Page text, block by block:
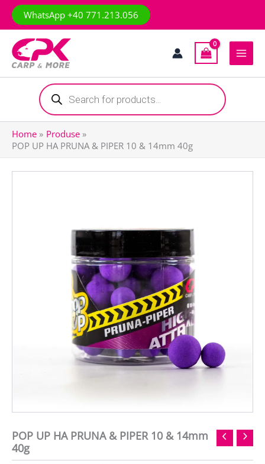
Skip
WhatsApp +40 771.213.056
Products
search
Home
Produse
POP UP HA PRUNA & PIPER 10 & 14mm 40g
POP UP HA PRUNA & PIPER 10 & 14mm
40g